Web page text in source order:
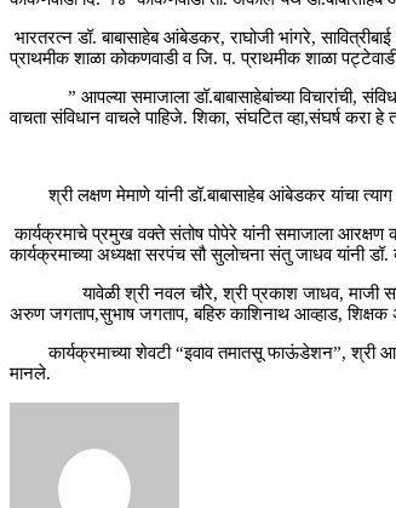
भारतरत्न डॉ. बाबासाहेब आंबेडकर, राघोजी भांगरे,
प्राथमीक शाळा कोकणवाडी व जि. प. प्राथमीक शाळा
” आपल्या समाजाला डॉ.बाबासाहेबांच्या विचारांची,
वाचता संविधान वाचले पाहिजे. शिका, संघटित व्हा,संघर्ष
श्री लक्षण मेमाणे यांनी डॉ.बाबासाहेब आंबेडकर यांचा त्याग
कार्यक्रमाचे प्रमुख वक्ते संतोष पोपेरे यांनी समाजाला
कार्यक्रमाच्या अध्यक्षा सरपंच सौ सुलोचना संतु जाधव यांनी
यावेळी श्री नवल चौरे, श्री प्रकाश जाधव, माजी सरपंच
अरुण जगताप,सुभाष जगताप, बहिरु काशिनाथ आव्हाड, शिक्षक
कार्यक्रमाच्या शेवटी “इवाव तमातसू फाऊंडेशन”, श्री आयुब
मानले.